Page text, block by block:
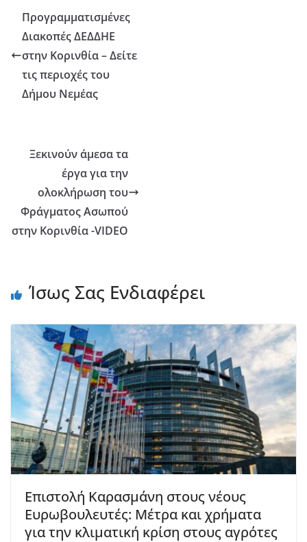
Προγραμματισμένες
Διακοπές ΔΕΔΔΗΕ
στην Κορινθία – Δείτε
τις περιοχές του
Δήμου Νεμέας
Ξεκινούν άμεσα τα
έργα για την
ολοκλήρωση του
Φράγματος Ασωπού
στην Κορινθία -VIDEO
Ίσως Σας Ενδιαφέρει
Επιστολή Καρασμάνη στους νέους
Ευρωβουλευτές: Μέτρα και χρήματα
για την κλιματική κρίση στους αγρότες